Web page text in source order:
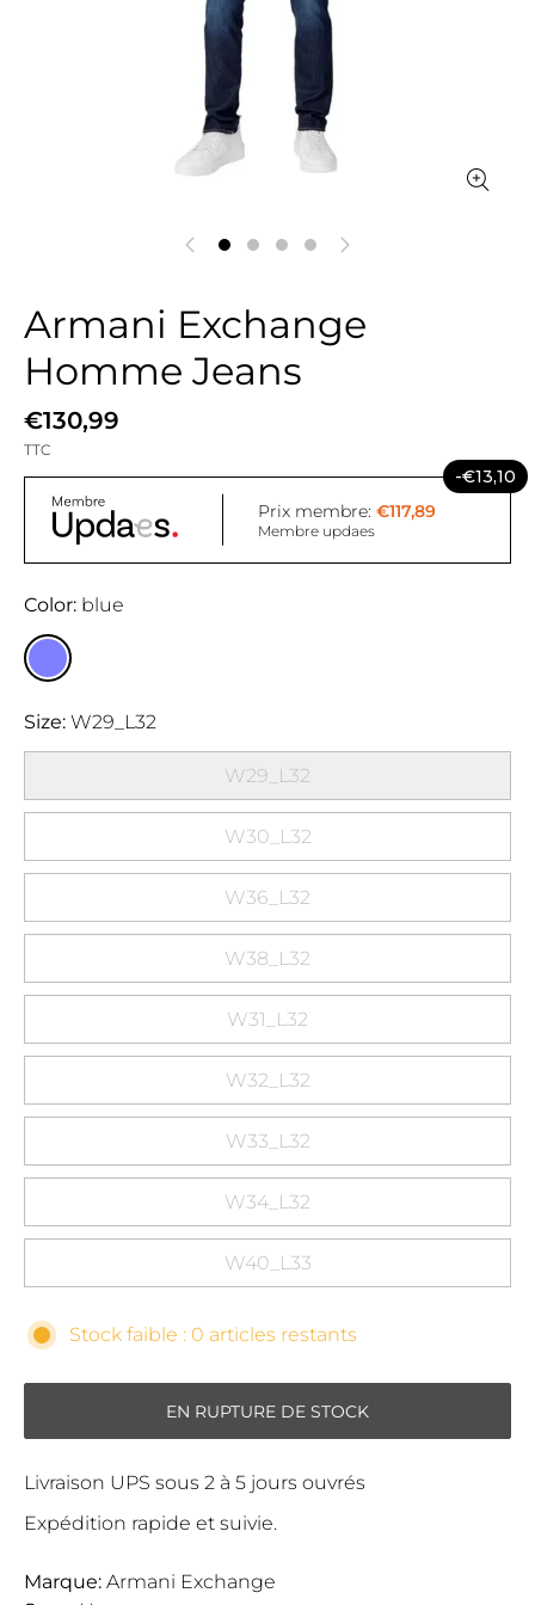
Armani Exchange
Homme Jeans
€130,99
TTC
-€13,10
Prix membre: €117,89
Membre updaes
Color blue
Size W29_L32
W29_L32
W30_L32
W36_L32
W38_L32
W31_L32
W32_L32
W33_L32
W34_L32
W40_L33
Stock faible : 0 articles restants
EN RUPTURE DE STOCK
Livraison UPS sous 2 à 5 jours ouvrés
Expédition rapide et suivie.
Marque: Armani Exchange